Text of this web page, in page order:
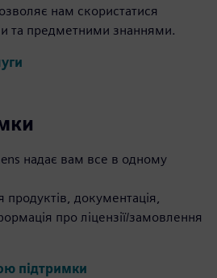
нам скористатися
та предметними знаннями.
надає вам все в одному
документація,
про ліцензії/замовлення
підтримки